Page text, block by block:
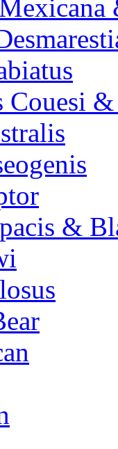
Couesi
&